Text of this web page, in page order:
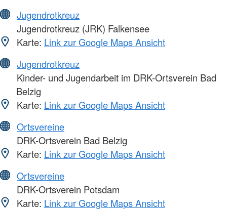
Jugendrotkreuz
Jugendrotkreuz (JRK) Falkensee
Karte: Link zur Google Maps Ansicht
Jugendrotkreuz
Kinder- und Jugendarbeit im DRK-Ortsverein Bad
Belzig
Karte: Link zur Google Maps Ansicht
Ortsvereine
DRK-Ortsverein Bad Belzig
Karte: Link zur Google Maps Ansicht
Ortsvereine
DRK-Ortsverein Potsdam
Karte: Link zur Google Maps Ansicht